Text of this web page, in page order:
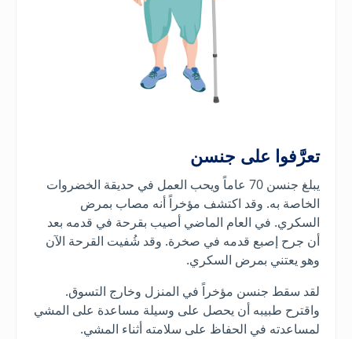
تعرَّفوا على جنسن
يبلغ جنسن 70 عاماً ويحب العمل في حديقة الخضروات
الخاصة به. وقد اكتشف مؤخراً أنه مصاب بمرض
السكري. في العام الماضي أصيب بقرحة في قدمه بعد
أن جرح إصبع قدمه في صخرة. وقد شُفيت القرحة الآن
وهو يعتني بمرض السكري.
لقد سقط جنسن مؤخراً في المنزل وخارج التسوق.
واقترح طبيبه أن يحصل على وسيلة مساعدة على المشي
لمساعدته في الحفاظ على سلامته أثناء المشي.